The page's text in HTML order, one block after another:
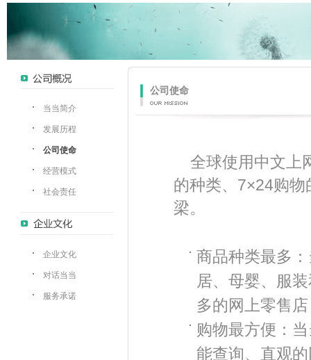
当当简介
发展历程
公司使命
经营模式
社会责任
企业文化
对话当当
服务承诺
公司使命
全球使用中文上
的种类、7×24购
梁。
商品种类最多
居、母婴、服
多的网上零售
购物最方便：
能查询、直观